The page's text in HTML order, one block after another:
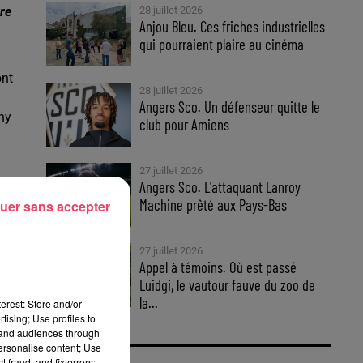
28 juillet 2026
Anjou Bleu. Ces friches industrielles
qui pourraient plaire au cinéma
28 juillet 2026
Angers Sco. Un défenseur quitte le
club pour Amiens
27 juillet 2026
Angers Sco. L'attaquant Lanroy
Machine prêté aux Pays-Bas
27 juillet 2026
Appel à témoins. Où est passé
Luidgi, le vautour fauve du zoo de
la...
Store and/or
Use profiles to
audiences through
content; Use
sans accepter